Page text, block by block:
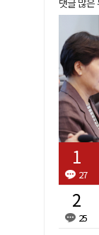
댓글 많은
27
25